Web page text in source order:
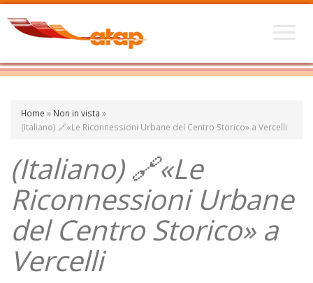
Home » Non in vista »
(Italiano) 🔗«Le Riconnessioni Urbane del Centro Storico» a Vercelli
(Italiano) 🔗«Le
Riconnessioni Urbane
del Centro Storico» a
Vercelli